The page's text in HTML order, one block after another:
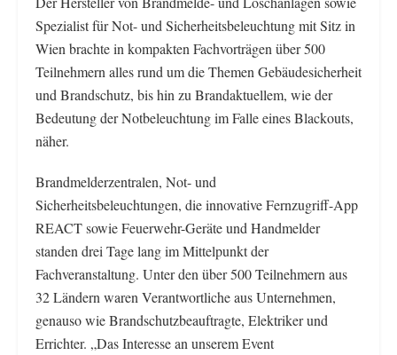
Spezialist für Not- und Sicherheitsbeleuchtung mit Sitz in
Wien brachte in kompakten Fachvorträgen über 500
Teilnehmern alles rund um die Themen Gebäudesicherheit
und Brandschutz, bis hin zu Brandaktuellem, wie der
Bedeutung der Notbeleuchtung im Falle eines Blackouts,
näher.
Brandmelderzentralen, Not- und
Sicherheitsbeleuchtungen, die innovative Fernzugriff-App
REACT sowie Feuerwehr-Geräte und Handmelder
standen drei Tage lang im Mittelpunkt der
Fachveranstaltung. Unter den über 500 Teilnehmern aus
32 Ländern waren Verantwortliche aus Unternehmen,
genauso wie Brandschutzbeauftragte, Elektriker und
Errichter. „Das Interesse an unserem Event